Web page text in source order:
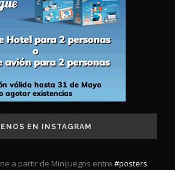
EN INSTAGRAM
a partir de Minijuegos entre #posters